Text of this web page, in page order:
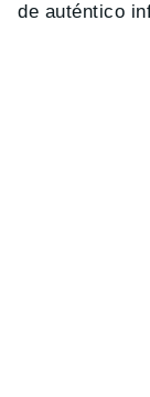
de auténtico